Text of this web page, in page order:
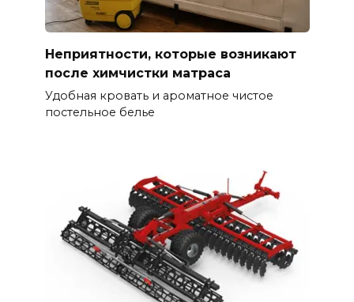
Неприятности, которые возникают
после химчистки матраса
Удобная кровать и ароматное чистое
постельное белье